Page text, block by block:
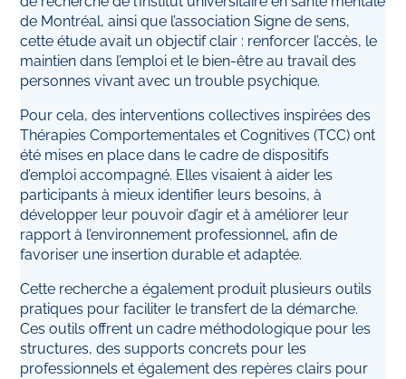
de Montréal, ainsi que l’association Signe de sens,
cette étude avait un objectif clair : renforcer l’accès, le
maintien dans l’emploi et le bien-être au travail des
personnes vivant avec un trouble psychique.
Pour cela, des interventions collectives inspirées des
Thérapies Comportementales et Cognitives (TCC) ont
été mises en place dans le cadre de dispositifs
d’emploi accompagné. Elles visaient à aider les
participants à mieux identifier leurs besoins, à
développer leur pouvoir d’agir et à améliorer leur
rapport à l’environnement professionnel, afin de
favoriser une insertion durable et adaptée.
Cette recherche a également produit plusieurs outils
pratiques pour faciliter le transfert de la démarche.
Ces outils offrent un cadre méthodologique pour les
structures, des supports concrets pour les
professionnels et également des repères clairs pour